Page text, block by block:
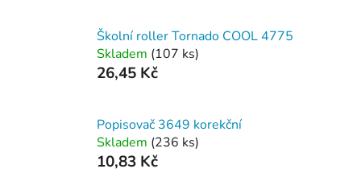
Školní roller Tornado COOL 4775
Skladem (107 ks)
26,45 Kč
Popisovač 3649 korekční
Skladem (236 ks)
10,83 Kč